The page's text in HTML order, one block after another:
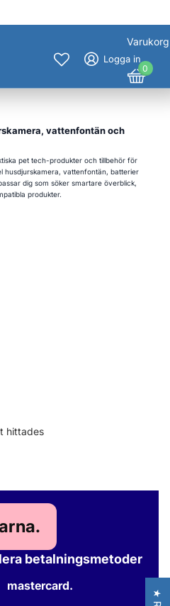
Logga in
Varukorg
0
vattenfontän och
pet tech-produkter och tillbehör för
husdjurskamera, vattenfontän, batterier
dig som söker smartare överblick,
produkter.
hittades
betalningsmetoder
mastercard.